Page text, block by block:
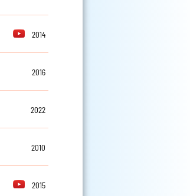
2014
2016
2022
2010
2015